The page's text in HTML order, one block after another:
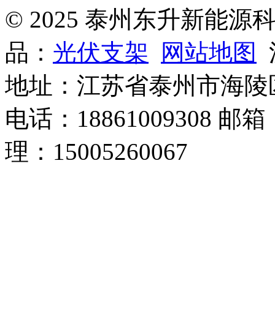
© 2025 泰州东升新能源
品： 光伏支架 网站地图
地址：江苏省泰州市海
电话：18861009308 邮
理：15005260067